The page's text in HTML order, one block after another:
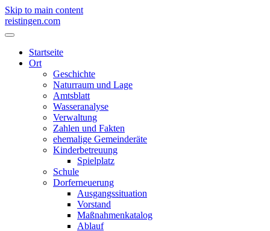
Skip to main content
reistingen.com
Startseite
Ort
Geschichte
Naturraum und Lage
Amtsblatt
Wasseranalyse
Verwaltung
Zahlen und Fakten
ehemalige Gemeinderäte
Kinderbetreuung
Spielplatz
Schule
Dorferneuerung
Ausgangssituation
Vorstand
Maßnahmenkatalog
Ablauf